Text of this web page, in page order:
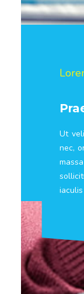
Ut
nec,